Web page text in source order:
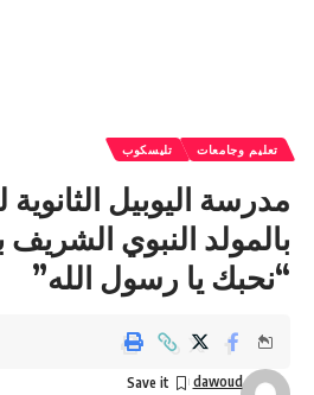
تعليم وجامعات تليسكوب
مدرسة اليوبيل الثانوية
بالمولد النبوي
“نحبك يا رسول الله”
dawoud